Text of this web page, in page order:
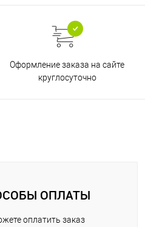
Оформление заказа на сайте
круглосуточно
ОПЛАТЫ
оплатить заказ